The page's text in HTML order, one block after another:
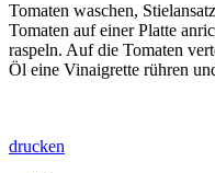
Tomaten waschen,
Tomaten auf einer Platte
raspeln. Auf die Tomaten
Öl eine Vinaigrette rühren
drucken